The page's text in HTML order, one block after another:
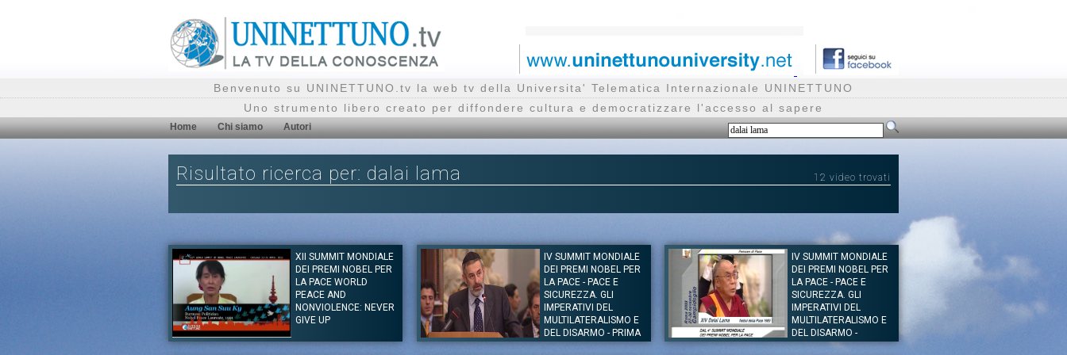
Benvenuto su UNINETTUNO.tv la web tv della Universita' Telematica Internazionale UNINETTUNO
Uno strumento libero creato per diffondere cultura e democratizzare l'accesso al sapere
Home Chi siamo Autori
Risultato ricerca per: dalai lama 12 video trovati
XII SUMMIT MONDIALE
DEI PREMI NOBEL PER
LA PACE WORLD
PEACE AND
NONVIOLENCE: NEVER
GIVE UP
Autore:Aung San Suu Kyi, Dalai Lama, Jim Wooten, Jody Williams,
IV SUMMIT MONDIALE
DEI PREMI NOBEL PER
LA PACE - PACE E
SICUREZZA. GLI
IMPERATIVI DEL
MULTILATERALISMO E
DEL DISARMO - PRIMA
SESSIONE, I PARTE
IV SUMMIT MONDIALE
DEI PREMI NOBEL PER
LA PACE - PACE E
SICUREZZA. GLI
IMPERATIVI DEL
MULTILATERALISMO E
DEL DISARMO -
INTERVENTO DALAI